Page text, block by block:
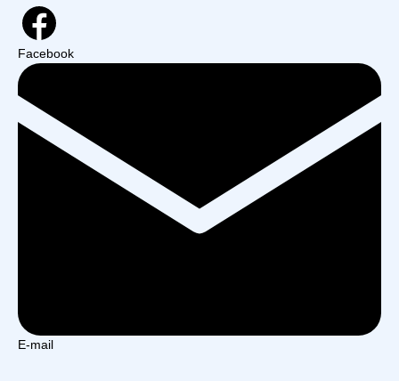
Facebook
E-mail